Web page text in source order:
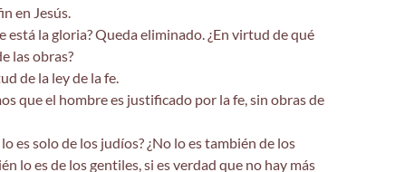
en Jesús.
está la gloria? Queda eliminado. ¿En virtud de qué
las obras?
de la ley de la fe.
que el hombre es justificado por la fe, sin obras de
es solo de los judíos? ¿No lo es también de los
lo es de los gentiles, si es verdad que no hay más